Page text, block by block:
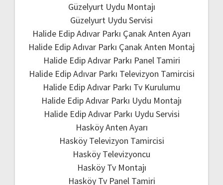
Güzelyurt Uydu Montajı
Güzelyurt Uydu Servisi
Halide Edip Adıvar Parkı Çanak Anten Ayarı
Halide Edip Adıvar Parkı Çanak Anten Montaj
Halide Edip Adıvar Parkı Panel Tamiri
Halide Edip Adıvar Parkı Televizyon Tamircisi
Halide Edip Adıvar Parkı Tv Kurulumu
Halide Edip Adıvar Parkı Uydu Montajı
Halide Edip Adıvar Parkı Uydu Servisi
Hasköy Anten Ayarı
Hasköy Televizyon Tamircisi
Hasköy Televizyoncu
Hasköy Tv Montajı
Hasköy Tv Panel Tamiri